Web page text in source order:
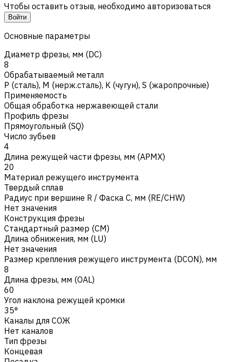
Чтобы оставить отзыв, необходимо авторизоваться
Войти
Основные параметры
Диаметр фрезы, мм (DC)
8
Обрабатываемый металл
Р (сталь), M (нерж.сталь), K (чугун), S (жаропрочные)
Применяемость
Общая обработка нержавеющей стали
Профиль фрезы
Прямоугольный (SQ)
Число зубьев
4
Длина режущей части фрезы, мм (APMX)
20
Материал режущего инструмента
Твердый сплав
Радиус при вершине R / Фаска C, мм (RE/CHW)
Нет значения
Конструкция фрезы
Стандартный размер (CM)
Длина обнижения, мм (LU)
Нет значения
Размер крепления режущего инструмента (DCON), мм
8
Длина фрезы, мм (OAL)
60
Угол наклона режущей кромки
35°
Каналы для СОЖ
Нет каналов
Тип фрезы
Концевая